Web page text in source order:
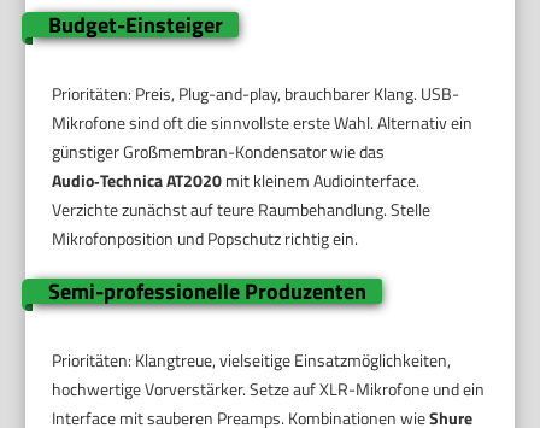
Budget-Einsteiger
Prioritäten: Preis, Plug-and-play, brauchbarer Klang. USB-
Mikrofone sind oft die sinnvollste erste Wahl. Alternativ ein
günstiger Großmembran-Kondensator wie das
Audio‑Technica AT2020mit kleinem Audiointerface.
Verzichte zunächst auf teure Raumbehandlung. Stelle
Mikrofonposition und Popschutz richtig ein.
Semi-professionelle Produzenten
Prioritäten: Klangtreue, vielseitige Einsatzmöglichkeiten,
hochwertige Vorverstärker. Setze auf XLR-Mikrofone und ein
Interface mit sauberen Preamps. Kombinationen wieShure